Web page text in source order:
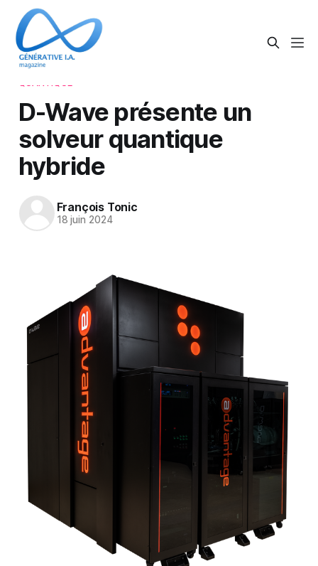
D-Wave présente un
solveur quantique
hybride
François Tonic
18 juin 2024